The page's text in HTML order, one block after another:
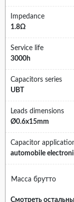
Impedance
1.8Ω
Service life
3000h
Capacitors series
UBT
Leads dimensions
Ø0.6x15mm
Capacitor
automobile
Масса брутто
Смотреть